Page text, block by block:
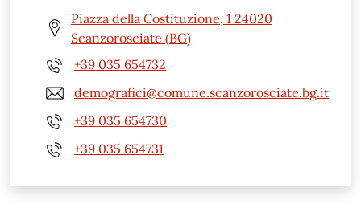
Piazza della Costituzione, 1 24020
Scanzorosciate (BG)
+39 035 654732
demografici@comune.scanzorosciate.bg.it
+39 035 654730
+39 035 654731